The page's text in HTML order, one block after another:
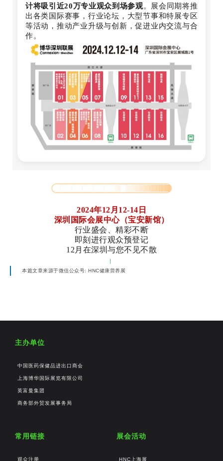
计将吸引近20万专业观众到场参观。展会同期将推
出各类国际赛事，行业论坛，大型节事和特展专区
等活动，推动产业升级与创新，促进业内交流与合
作。
2024年12月12-14日
深圳国际会展中心（宝安新馆）
行业盛会、精彩不断
即刻进行观众预登记
12月在深圳与您不见不散
本篇文章来源于微信公众号: HNC健康营养展
主办单位
中国医药保健品进出口商会
上海博华国际展览有限公司
英富曼集团
商务部外贸发展事务局
常用链接
观众注册
展会活动
HNC上海展